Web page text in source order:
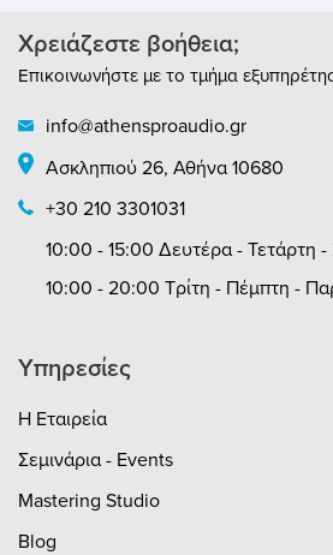
Χρειάζεστε βοήθεια;
Επικοινωνήστε με το τμήμα
info@athensproaudio.gr
Ασκληπιού 26, Αθήνα 10680
+30 210 3301031
10:00 - 15:00 Δευτέρα - Τετάρτη
10:00 - 20:00 Τρίτη - Πέμπτη -
Υπηρεσίες
Η Εταιρεία
Σεμινάρια - Events
Mastering Studio
Blog